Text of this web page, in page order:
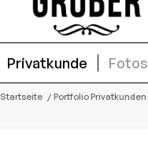
Privatkunde Fotos
Startseite / Portfolio Privatkunden